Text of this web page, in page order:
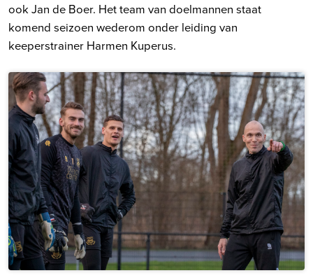
ook Jan de Boer. Het team van doelmannen staat
komend seizoen wederom onder leiding van
keeperstrainer Harmen Kuperus.